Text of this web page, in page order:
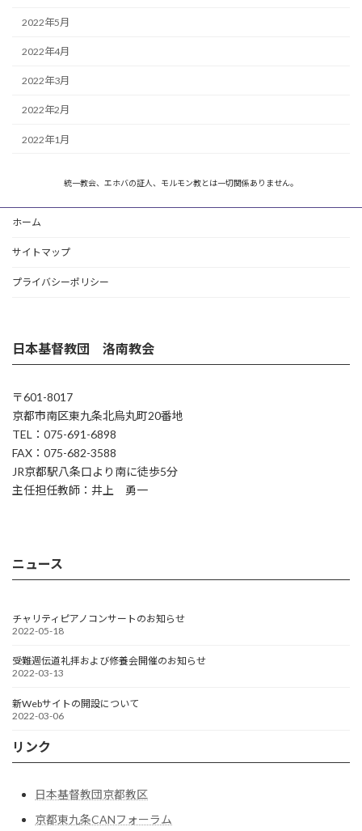
2022年5月
2022年4月
2022年3月
2022年2月
2022年1月
統一教会、エホバの証人、モルモン教とは一切関係ありません。
ホーム
サイトマップ
プライバシーポリシー
日本基督教団 洛南教会
〒601-8017
京都市南区東九条北烏丸町20番地
TEL：075-691-6898
FAX：075-682-3588
JR京都駅八条口より南に徒歩5分
主任担任教師：井上 勇一
ニュース
チャリティピアノコンサートのお知らせ
2022-05-18
受難週伝道礼拝および修養会開催のお知らせ
2022-03-13
新Webサイトの開設について
2022-03-06
リンク
日本基督教団京都教区
京都東九条CANフォーラム